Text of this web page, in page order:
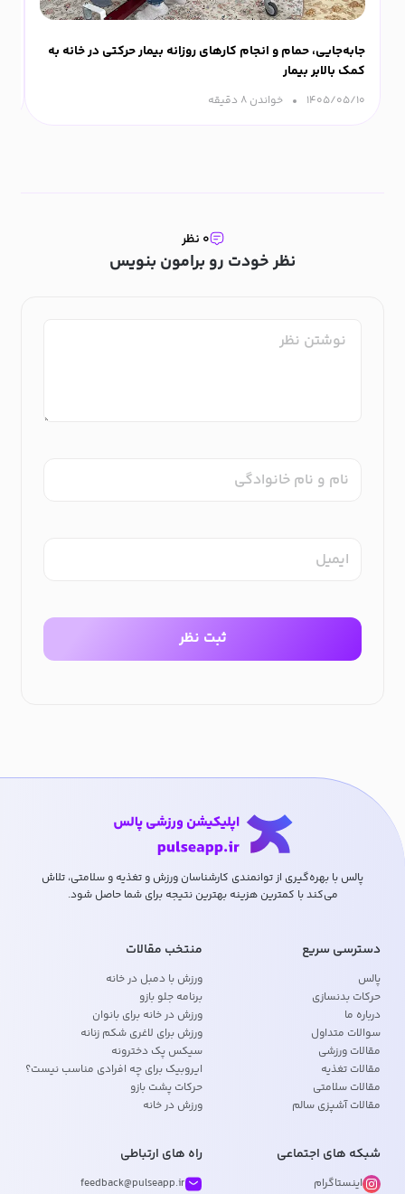
جابه‌جایی، حمام و انجام کارهای روزانه بیمار حرکتی در خانه به
کمک بالابر بیمار
۱۴۰۵/۰۵/۱۰ خواندن ۸ دقیقه‌
نظر خودت رو برامون بنویس
۰ نظر
نام و نام خانوادگی
ایمیل
ثبت نظر
پالس با بهره‌گیری از توانمندی کارشناسان ورزش و تغذیه و سلامتی، تلاش
می‌کند با کمترین هزینه بهترین نتیجه برای شما حاصل شود.
دسترسی سریع
پالس
حرکات بدنسازی
درباره ما
سوالات متداول
مقالات ورزشی
مقالات تغذیه
مقالات سلامتی
مقالات آشپزی سالم
منتخب مقالات
ورزش با دمبل در خانه
برنامه جلو بازو
ورزش در خانه برای بانوان
ورزش برای لاغری شکم زنانه
سیکس پک دخترونه
ایروبیک برای چه افرادی مناسب نیست؟
حرکات پشت بازو
ورزش در خانه
شبکه های اجتماعی
اینستاگرام
راه های ارتباطی
feedback@pulseapp.ir